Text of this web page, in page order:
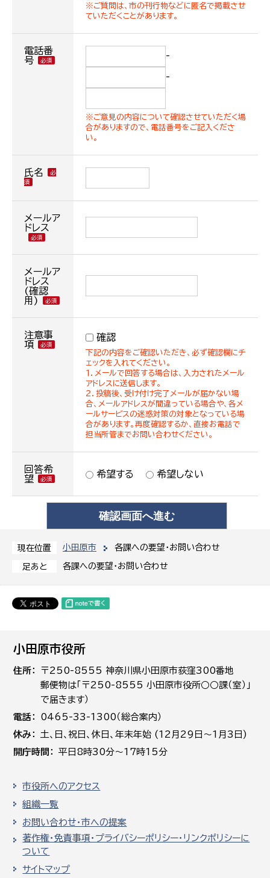
現在位置 小田原市 各課への要望・お問い合わせ
足あと 各課への要望・お問い合わせ
※ご質問は、市の刊行物などに匿名で掲載させ
ていただくことがあります。
電話番
号
-
-
※ご意見の内容について確認させていただく場
合がありますので、電話番号をご記入くださ
い。
氏名
メールア
ドレス
メールア
ドレス
(確認
用)
注意事
項
確認
下記の内容をご確認いただき、必ず確認欄にチ
ェックを入れてください。
１．メールで回答する場合は、入力されたメール
アドレスに送信します。
２．投稿後、受け付け完了メールが届かない場
合、メールアドレスが間違っている場合や、各メ
ールサービスの迷惑対策の対象となっている場
合があります。再度確認するか、直接お電話で
担当所管までお問い合わせください。
回答希
望
希望する 希望しない
小田原市役所
住所
〒250-8555 神奈川県小田原市荻窪300番地
郵便物は「〒250-8555 小田原市役所○○課（室）」
で届きます）
電話
0465-33-1300（総合案内）
休み
土､日､祝日、休日、年末年始 (12月29日～1月3日)
開庁時間
平日8時30分～17時15分
市役所へのアクセス
組織一覧
お問い合わせ・市への提案
著作権・免責事項・プライバシーポリシー・リンクポリシーに
ついて
サイトマップ